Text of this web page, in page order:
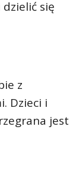
się
z
Dzieci i
jest